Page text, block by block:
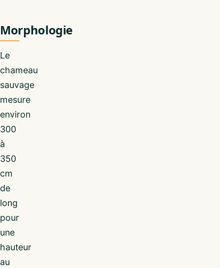
Morphologie
Le
chameau
sauvage
mesure
environ
300
à
350
cm
de
long
pour
une
hauteur
au